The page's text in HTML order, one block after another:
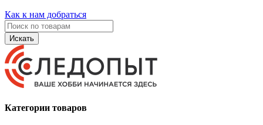
Как к нам добраться
Искать
Категории товаров